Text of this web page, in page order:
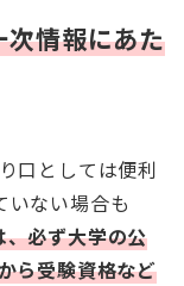
情報にあた
口としては便利
いない場合も
、必ず大学の公
ら受験資格など